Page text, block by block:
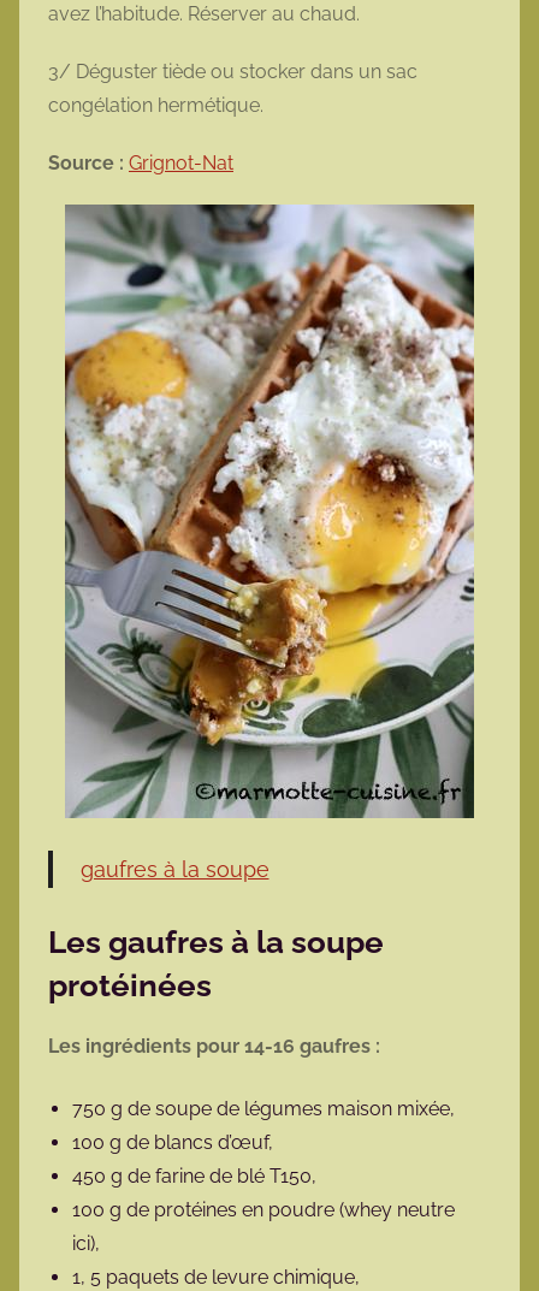
avez l’habitude. Réserver au chaud.
3/ Déguster tiède ou stocker dans un sac
congélation hermétique.
Source : Grignot-Nat
gaufres à la soupe
Les gaufres à la soupe
protéinées
Les ingrédients pour 14-16 gaufres :
750 g de soupe de légumes maison mixée,
100 g de blancs d’œuf,
450 g de farine de blé T150,
100 g de protéines en poudre (whey neutre
ici),
1, 5 paquets de levure chimique,